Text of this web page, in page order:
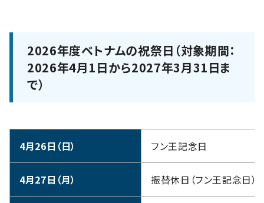
2026年度ベトナムの祝祭日（対象期間：
2026年4月1日から2027年3月31日ま
で）
4月26日（日） フン王記念日
4月27日（月） 振替休日（フン王記念日）